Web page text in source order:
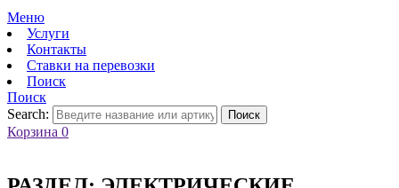
Меню
Услуги
Контакты
Ставки на перевозки
Поиск
Поиск
Search:
Поиск
Корзина 0